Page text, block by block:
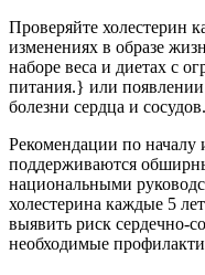
Проверяйте холестерин
изменениях в образе
наборе веса и диетах с
питания.} или появлении
болезни сердца и сосудов.
Рекомендации по началу
поддерживаются
национальными
холестерина каждые 5
выявить риск сердечно-
необходимые